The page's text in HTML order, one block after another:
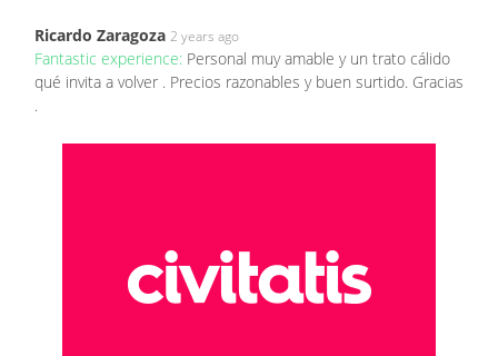
Ricardo Zaragoza 2 years ago
Fantastic experience: Personal muy amable y un trato cálido
qué invita a volver . Precios razonables y buen surtido. Gracias
.